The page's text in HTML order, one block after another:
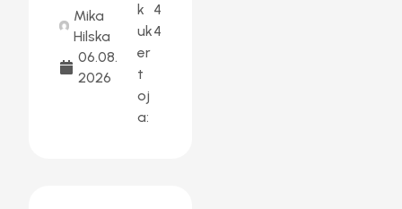
Mika
Hilska
06.08.
2026
k
uk
er
t
oj
a:
4
4